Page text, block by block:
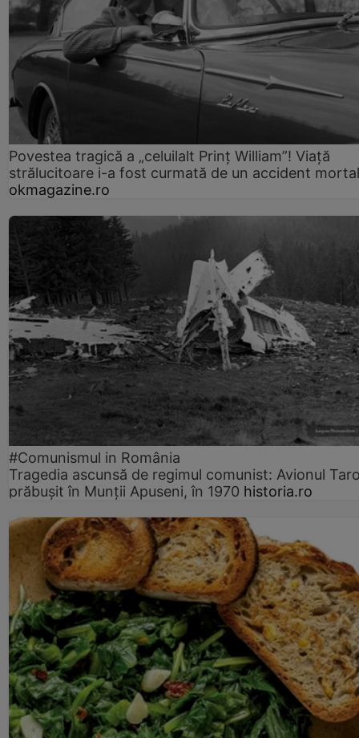
Povestea tragică a „celuilalt Prinț William”! Viață
strălucitoare i-a fost curmată de un accident mortal
okmagazine.ro
#Comunismul in România
Tragedia ascunsă de regimul comunist: Avionul
prăbușit în Munții Apuseni, în 1970 historia.ro